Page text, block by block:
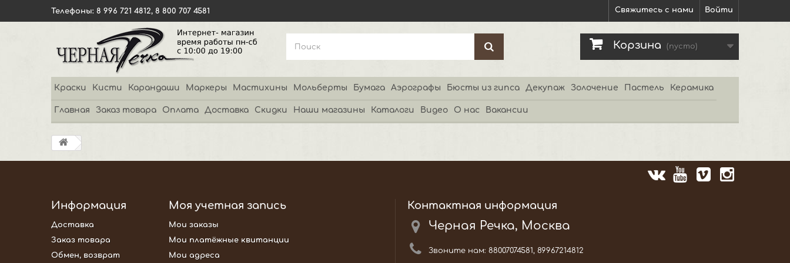
Войти
Свяжитесь с нами
Телефоны: 8 996 721 4812, 8 800 707 4581
Корзина (пусто)
Краски Кисти Карандаши Маркеры Мастихины Мольберты Бумага Аэрографы Бюсты из гипса Декупаж Золочение Пастель Керамика
Главная Заказ товара Оплата Доставка Скидки Наши магазины Каталоги Видео О нас Вакансии
Информация
Доставка
Заказ товара
Обмен, возврат
Моя учетная запись
Мои заказы
Мои платёжные квитанции
Мои адреса
Контактная информация
Черная Речка, Москва
Звоните нам: 88007074581, 89967214812